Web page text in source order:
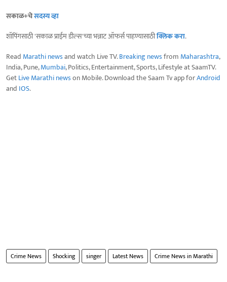
सकाळ+चेसदस्य व्हा
शॉपिंगसाठी 'सकाळ प्राईम डील्स'च्या भन्नाट ऑफर्स पाहण्यासाठीक्लिक करा.
Read Marathi newsand watch Live TV.Breaking newsfrom Maharashtra,
India, Pune,Mumbai, Politics, Entertainment, Sports, Lifestyle at SaamTV.
GetLive Marathi newson Mobile. Download the Saam Tv app forAndroid
and IOS.
Crime News Shocking singer Latest News Crime News in Marathi